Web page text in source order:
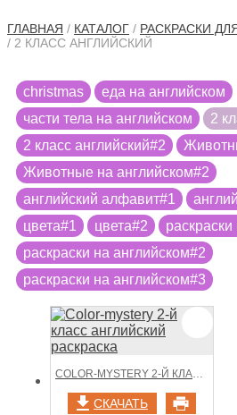
ГЛАВНАЯ / КАТАЛОГ / РАСКРАСКИ
/ 2 КЛАСС АНГЛИЙСКИЙ
christmas
еда на английском
части тела на английском
2
2 класс английский#2
Животные на английском#2
английский алфавит#1
цвета#1
цвета#2
раскраски на английском#2
раскраски на английском#3
COLOR-MYSTERY 2-Й КЛАСС АНГЛИЙСКИЙ РАСКРАСКА
СКАЧАТЬ